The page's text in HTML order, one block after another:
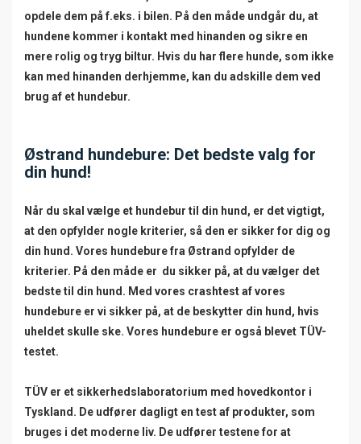
opdele dem på f.eks. i bilen. På den måde undgår du, at
hundene kommer i kontakt med hinanden og sikre en
mere rolig og tryg biltur. Hvis du har flere hunde, som ikke
kan med hinanden derhjemme, kan du adskille dem ved
brug af et hundebur.
Østrand hundebure: Det bedste valg for
din hund!
Når du skal vælge et hundebur til din hund, er det vigtigt,
at den opfylder nogle kriterier, så den er sikker for dig og
din hund. Vores hundebure fra Østrand opfylder de
kriterier. På den måde er du sikker på, at du vælger det
bedste til din hund. Med vores crashtest af vores
hundebure er vi sikker på, at de beskytter din hund, hvis
uheldet skulle ske. Vores hundebure er også blevet TÜV-
testet.
TÜV er et sikkerhedslaboratorium med hovedkontor i
Tyskland. De udfører dagligt en test af produkter, som
bruges i det moderne liv. De udfører testene for at